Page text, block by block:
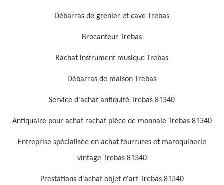
Débarras de grenier et cave Trebas
Brocanteur Trebas
Rachat instrument musique Trebas
Débarras de maison Trebas
Service d'achat antiquité Trebas 81340
Antiquaire pour achat rachat pièce de monnaie Trebas 81340
Entreprise spécialisée en achat fourrures et maroquinerie
vintage Trebas 81340
Prestations d'achat objet d'art Trebas 81340